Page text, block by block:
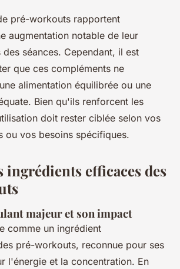
pré-workouts rapportent
augmentation notable de leur
séances. Cependant, il est
que ces compléments ne
alimentation équilibrée ou une
Bien qu'ils renforcent les
doit rester ciblée selon vos
ou vos besoins spécifiques.
ingrédients efficaces des
majeur et son impact
comme un ingrédient
pré-workouts, reconnue pour ses
l'énergie et la concentration. En